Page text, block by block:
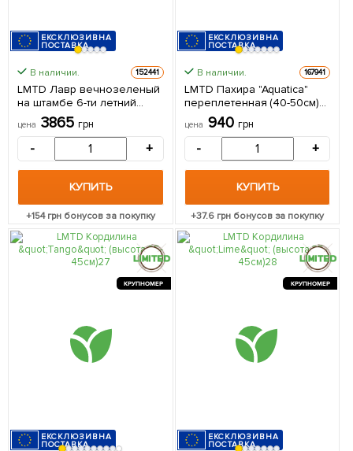
ЕКСКЛЮЗИВНА
ПОСТАВКА
В наличии. 152441
LMTD Лавр вечнозеленый
на штамбе 6-ти летний
"Laurus nobilis" (высота 80-
120см) из Нидерландов 1
саженец в упаковке
цена 3865 грн
- +
КУПИТЬ
+154грн бонусов за покупку
ЕКСКЛЮЗИВНА
ПОСТАВКА
В наличии. 167941
LMTD Пахира "Aquatica"
переплетенная (40-50см)
из Нидерландов 1 саженец
в упаковке (комнатный)
цена 940 грн
- +
КУПИТЬ
+37.6грн бонусов за покупку
КРУПНОМЕР
ЕКСКЛЮЗИВНА
ПОСТАВКА
КРУПНОМЕР
ЕКСКЛЮЗИВНА
ПОСТАВКА